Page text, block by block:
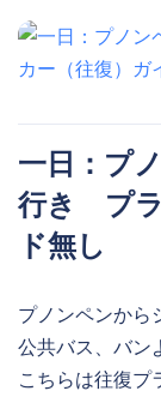
一日：プ
行き プラ
ド無し
プノンペンから
公共バス、バン
こちらは往復プ